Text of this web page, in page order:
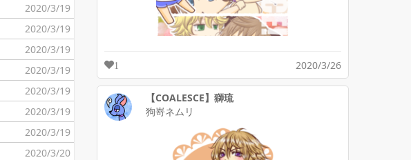
2020/3/19
2020/3/19
2020/3/19
2020/3/19
2020/3/19
2020/3/19
2020/3/19
2020/3/20
1 2020/3/26
【COALESCE】獅琉
狗嵜ネムリ